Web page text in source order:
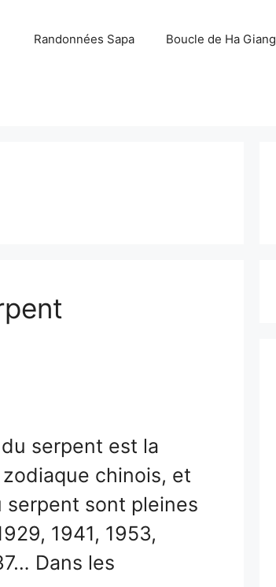
Randonnées Sapa Boucle de Ha Giang
du serpent est la
chinois, et
serpent sont pleines
1941, 1953,
Dans les